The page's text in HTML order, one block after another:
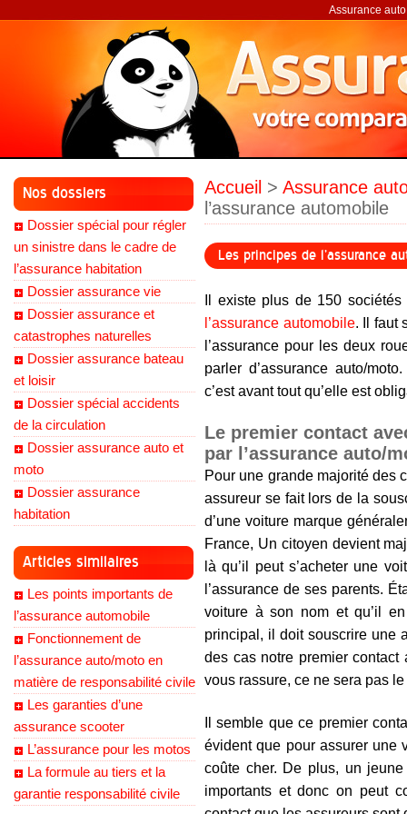
Assurance
Nos dossiers
Dossier spécial pour régler
un sinistre dans le cadre de
l’assurance habitation
Dossier assurance vie
Dossier assurance et
catastrophes naturelles
Dossier assurance bateau
et loisir
Dossier spécial accidents
de la circulation
Dossier assurance auto et
moto
Dossier assurance
habitation
Articles similaires
Les points importants de
l’assurance automobile
Fonctionnement de
l’assurance auto/moto en
matière de responsabilité civile
Les garanties d’une
assurance scooter
L’assurance pour les motos
La formule au tiers et la
garantie responsabilité civile
Accueil > Assurance
l’assurance automobile
Les principes de l’assurance
Il existe plus de 150
l’assurance automobile. Il faut
l’assurance pour les deux
parler d’assurance auto/
c’est avant tout qu’elle est
Le premier contact
par l’assurance auto/
Pour une grande majorité des
assureur se fait lors de la
d’une voiture marque
France, Un citoyen devient
là qu’il peut s’acheter une
l’assurance de ses parents.
voiture à son nom et qu’il
principal, il doit souscrire une
des cas notre premier contact
vous rassure, ce ne sera pas le
Il semble que ce premier
évident que pour assurer une
coûte cher. De plus, un
importants et donc on peut